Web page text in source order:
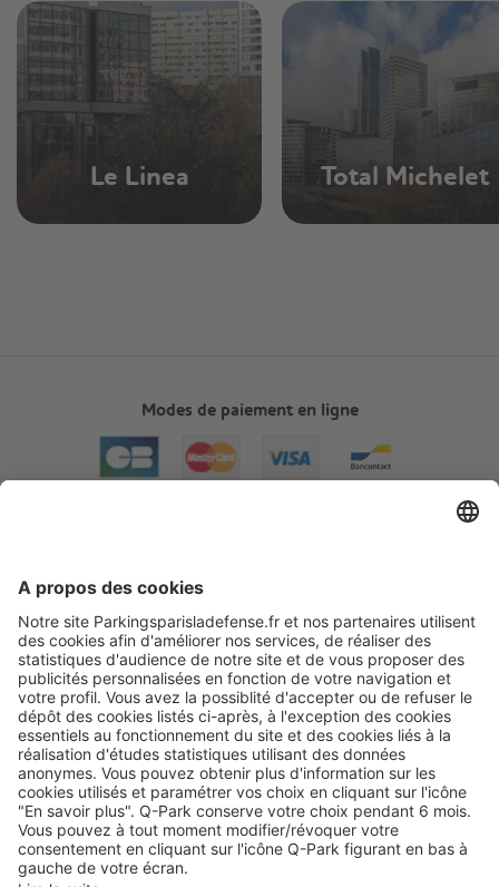
Le Linea Total Michelet
Modes de paiement en ligne
Informations pratiques
Nos services
Nous contacter